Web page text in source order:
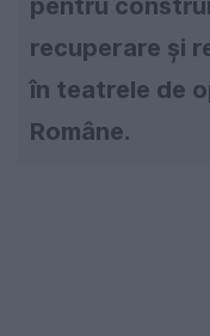
pentru
recuperare și
în teatrele de
Române.